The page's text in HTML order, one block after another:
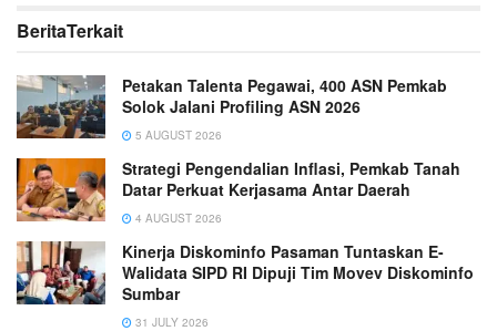
BeritaTerkait
Petakan Talenta Pegawai, 400 ASN Pemkab
Solok Jalani Profiling ASN 2026
5 AUGUST 2026
Strategi Pengendalian Inflasi, Pemkab Tanah
Datar Perkuat Kerjasama Antar Daerah
4 AUGUST 2026
Kinerja Diskominfo Pasaman Tuntaskan E-
Walidata SIPD RI Dipuji Tim Movev Diskominfo
Sumbar
31 JULY 2026